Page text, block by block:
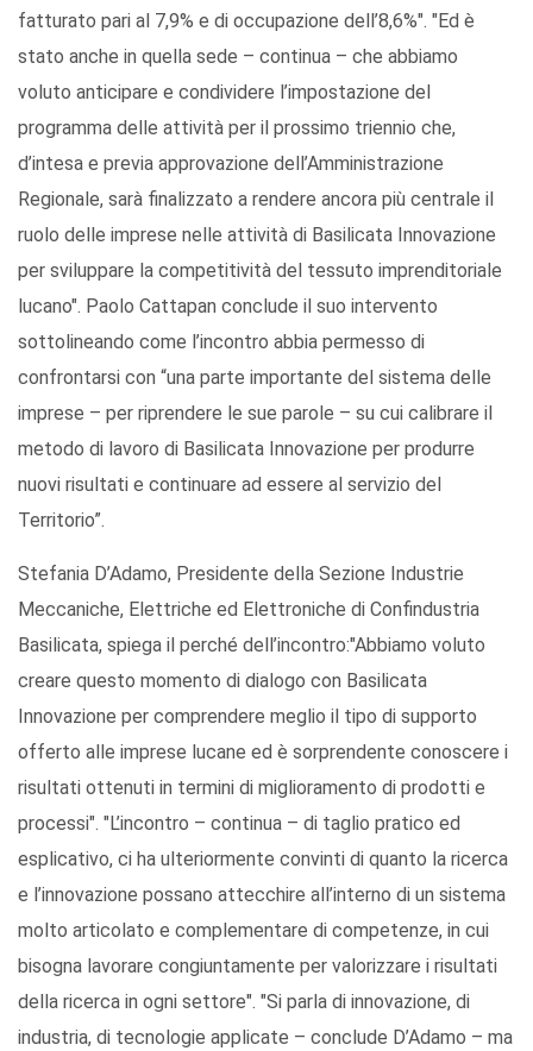
fatturato pari al 7,9% e di occupazione dell’8,6%". "Ed è
stato anche in quella sede – continua – che abbiamo
voluto anticipare e condividere l’impostazione del
programma delle attività per il prossimo triennio che,
d’intesa e previa approvazione dell’Amministrazione
Regionale, sarà finalizzato a rendere ancora più centrale il
ruolo delle imprese nelle attività di Basilicata Innovazione
per sviluppare la competitività del tessuto imprenditoriale
lucano". Paolo Cattapan conclude il suo intervento
sottolineando come l’incontro abbia permesso di
confrontarsi con “una parte importante del sistema delle
imprese – per riprendere le sue parole – su cui calibrare il
metodo di lavoro di Basilicata Innovazione per produrre
nuovi risultati e continuare ad essere al servizio del
Territorio”.
Stefania D’Adamo, Presidente della Sezione Industrie
Meccaniche, Elettriche ed Elettroniche di Confindustria
Basilicata, spiega il perché dell’incontro:"Abbiamo voluto
creare questo momento di dialogo con Basilicata
Innovazione per comprendere meglio il tipo di supporto
offerto alle imprese lucane ed è sorprendente conoscere i
risultati ottenuti in termini di miglioramento di prodotti e
processi". "L’incontro – continua – di taglio pratico ed
esplicativo, ci ha ulteriormente convinti di quanto la ricerca
e l’innovazione possano attecchire all’interno di un sistema
molto articolato e complementare di competenze, in cui
bisogna lavorare congiuntamente per valorizzare i risultati
della ricerca in ogni settore". "Si parla di innovazione, di
industria, di tecnologie applicate – conclude D’Adamo – ma